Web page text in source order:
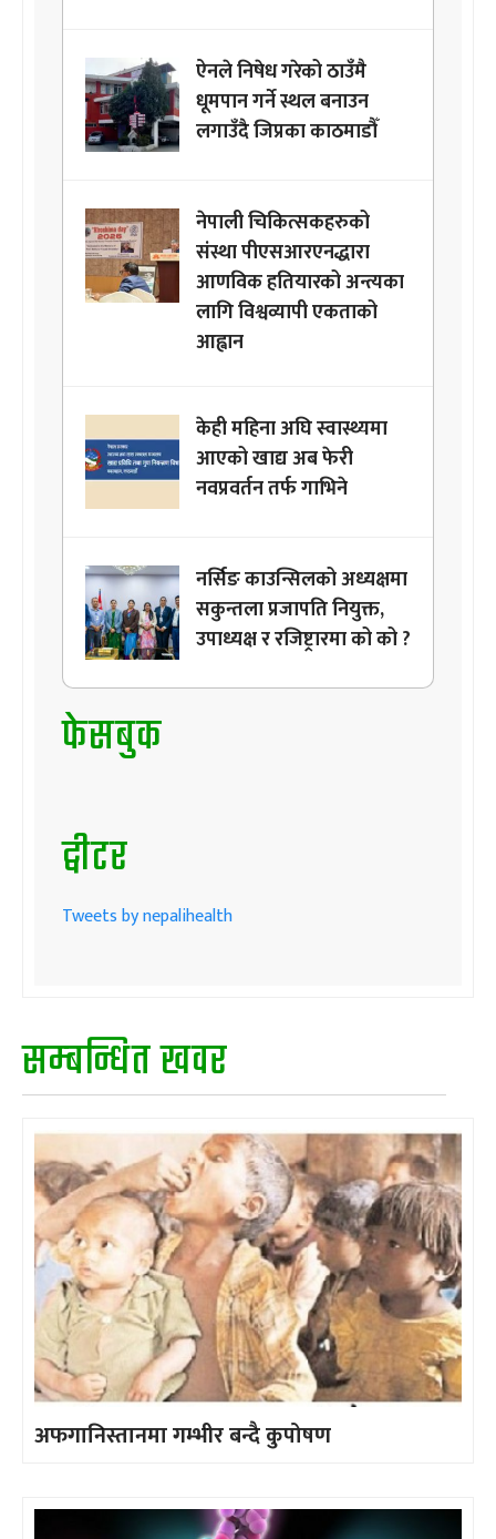
ऐनले निषेध गरेको ठाउँमै
धूमपान गर्ने स्थल बनाउन
लगाउँदै जिप्रका काठमाडौँ
नेपाली चिकित्सकहरुको
संस्था पीएसआरएनद्धारा
आणविक हतियारको अन्त्यका
लागि विश्वव्यापी एकताको
आह्वान
केही महिना अघि स्वास्थ्यमा
आएको खाद्य अब फेरी
नवप्रवर्तन तर्फ गाभिने
नर्सिङ काउन्सिलको अध्यक्षमा
सकुन्तला प्रजापति नियुक्त,
उपाध्यक्ष र रजिष्ट्रारमा को को ?
फेसबुक
ट्वीटर
Tweets by nepalihealth
सम्बन्धित खवर
अफगानिस्तानमा गम्भीर बन्दै कुपोषण